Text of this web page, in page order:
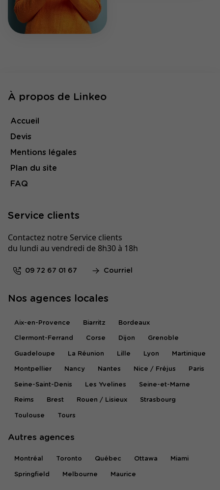
À propos de Linkeo
Accueil
Devis
Mentions légales
Plan du site
FAQ
Service clients
Contactez notre Service clients
du lundi au vendredi de 8h30 à 18h
09 72 67 01 67 Courriel
Nos agences locales
Aix-en-Provence Biarritz Bordeaux
Clermont-Ferrand Corse Dijon Grenoble
Guadeloupe La Réunion Lille Lyon Martinique
Montpellier Nancy Nantes Nice / Fréjus Paris
Seine-Saint-Denis Les Yvelines Seine-et-Marne
Reims Brest Rouen / Lisieux Strasbourg
Toulouse Tours
Autres agences
Montréal Toronto Québec Ottawa Miami
Springfield Melbourne Maurice